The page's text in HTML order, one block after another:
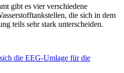
gibt es vier verschiedene
die sich in dem
teils sehr stark unterscheiden.
die EEG-Umlage für die